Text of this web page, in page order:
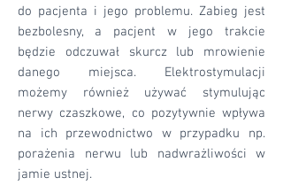
do pacjenta i jego problemu. Zabieg jest
bezbolesny, a pacjent w jego trakcie
będzie odczuwał skurcz lub mrowienie
danego miejsca. Elektrostymulacji
możemy również używać stymulując
nerwy czaszkowe, co pozytywnie wpływa
na ich przewodnictwo w przypadku np.
porażenia nerwu lub nadwrażliwości w
jamie ustnej.